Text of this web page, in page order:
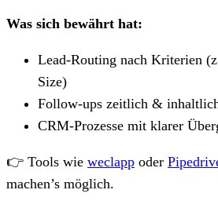
Was sich bewährt hat:
Lead-Routing nach Kriterien
Size)
Follow-ups zeitlich &
CRM-Prozesse mit klarer
👉 Tools wie weclapp oder
machen’s möglich.